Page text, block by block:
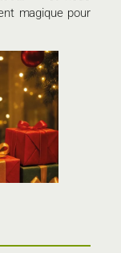
magique pour